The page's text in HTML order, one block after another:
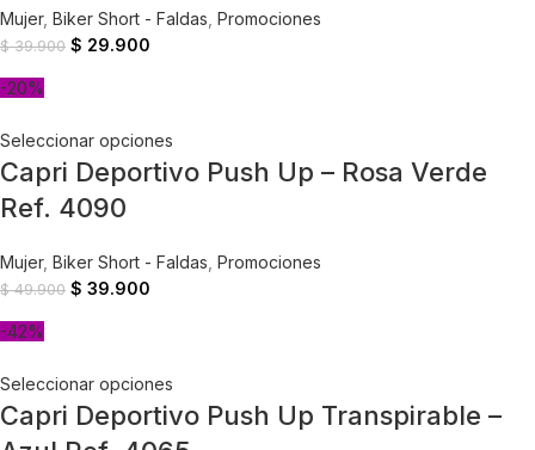
Mujer, Biker Short - Faldas Promociones
$39.900 $ 29.900
-20%
Seleccionar opciones
Capri Deportivo Push Up – Rosa Verde
Ref. 4090
Mujer, Biker Short - Faldas Promociones
$49.900 $ 39.900
-42%
Seleccionar opciones
Capri Deportivo Push Up Transpirable –